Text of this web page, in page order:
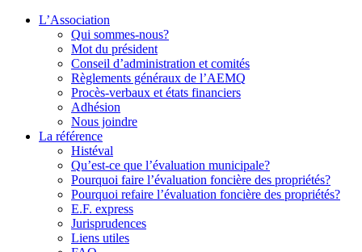
L’Association
Qui sommes-nous?
Mot du président
Conseil d’administration et comités
Règlements généraux de l’AEMQ
Procès-verbaux et états financiers
Adhésion
Nous joindre
La référence
Histéval
Qu’est-ce que l’évaluation municipale?
Pourquoi faire l’évaluation foncière des propriétés?
Pourquoi refaire l’évaluation foncière des propriétés?
E.F. express
Jurisprudences
Liens utiles